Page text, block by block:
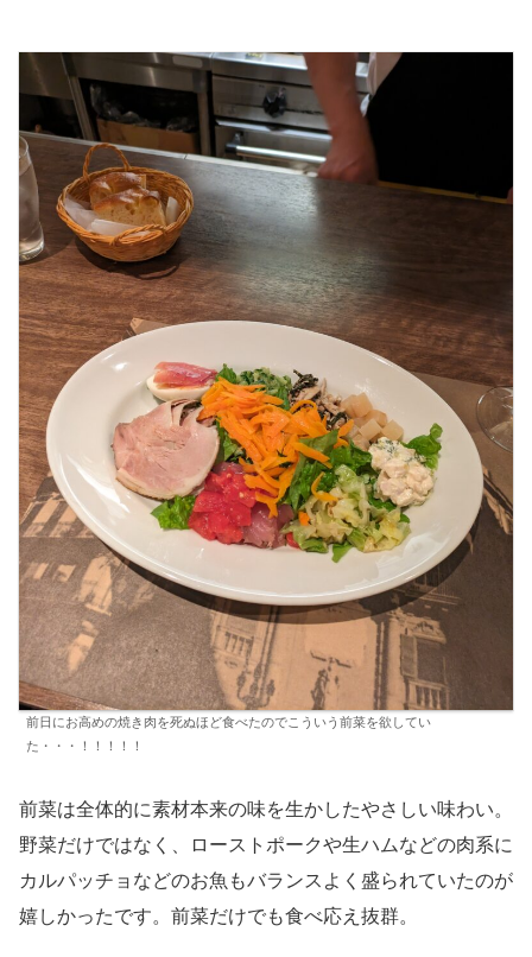
前日にお高めの焼き肉を死ぬほど食べたのでこういう前菜を欲してい
た・・・！！！！！
前菜は全体的に素材本来の味を生かしたやさしい味わい。
野菜だけではなく、ローストポークや生ハムなどの肉系に
カルパッチョなどのお魚もバランスよく盛られていたのが
嬉しかったです。前菜だけでも食べ応え抜群。